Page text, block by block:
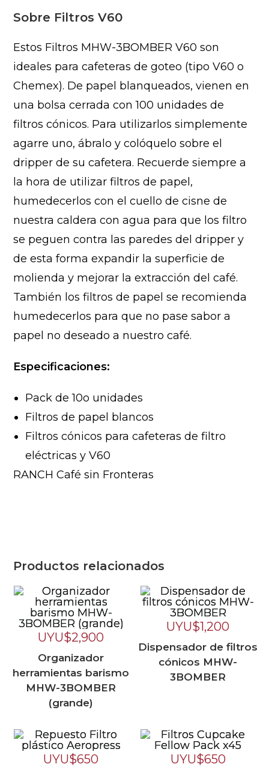
Sobre Filtros V60
Estos Filtros MHW-3BOMBER V60 son
ideales para cafeteras de goteo (tipo V60 o
Chemex). De papel blanqueados, vienen en
una bolsa cerrada con 100 unidades de
filtros cónicos. Para utilizarlos simplemente
agarre uno, ábralo y colóquelo sobre el
dripper de su cafetera. Recuerde siempre a
la hora de utilizar filtros de papel,
humedecerlos con el cuello de cisne de
nuestra caldera con agua para que los filtro
se peguen contra las paredes del dripper y
de esta forma expandir la superficie de
molienda y mejorar la extracción del café.
También los filtros de papel se recomienda
humedecerlos para que no pase sabor a
papel no deseado a nuestro café.
Especificaciones:
Pack de 10o unidades
Filtros de papel blancos
Filtros cónicos para cafeteras de filtro
eléctricas y V60
RANCH Café sin Fronteras
Productos relacionados
UYU$2,900
Organizador
herramientas barismo
MHW-3BOMBER
(grande)
UYU$1,200
Dispensador de filtros
cónicos MHW-
3BOMBER
UYU$650 UYU$650